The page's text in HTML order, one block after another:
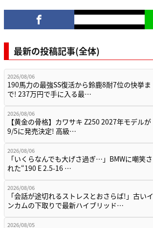
最新の投稿記事(全体)
2026/08/06
190馬力の最強SS復活から鈴鹿8耐7位の快挙ま
で! 237万円で手に入る最…
2026/08/06
【黄金の骨格】カワサキ Z250 2027年モデルが
9/5に発売決定! 高級…
2026/08/06
「いくらなんでも大げさ過ぎ…」BMWに嘲笑さ
れた“190 E 2.5-16 …
2026/08/06
「会話が途切れるストレスとおさらば!」古いイ
ンカムの下取りで最新ハイブリッド…
2026/08/05